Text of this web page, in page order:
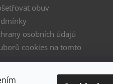
obuv
osobních údajů
cookies na tomto